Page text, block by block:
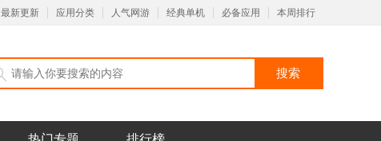
最新更新 应用分类 人气网游 经典单机 必备应用 本周排行